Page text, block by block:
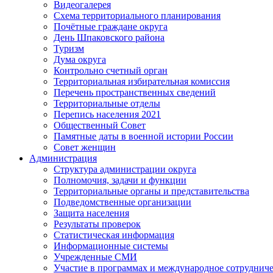
Видеогалерея
Схема территориального планирования
Почётные граждане округа
День Шпаковского района
Туризм
Дума округа
Контрольно счетный орган
Территориальная избирательная комиссия
Перечень пространственных сведений
Территориальные отделы
Перепись населения 2021
Общественный Совет
Памятные даты в военной истории России
Совет женщин
Администрация
Структура администрации округа
Полномочия, задачи и функции
Территориальные органы и представительства
Подведомственные организации
Защита населения
Результаты проверок
Статистическая информация
Информационные системы
Учрежденные СМИ
Участие в программах и международное